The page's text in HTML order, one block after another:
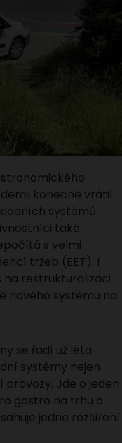
konečně vrátil
systémů
také
s velmi
tržeb (EET). I
restrukturalizaci
nového systému na
se řadí už léta
systémy nejen
Jde o jeden
gastro na trhu a
jedno rozšíření